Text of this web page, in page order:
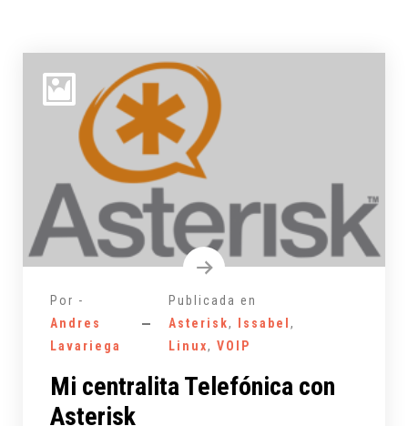
Por -
Andres
Lavariega
Publicada en
Asterisk, Issabel,
Linux,VOIP
Mi centralita Telefónica con
Asterisk